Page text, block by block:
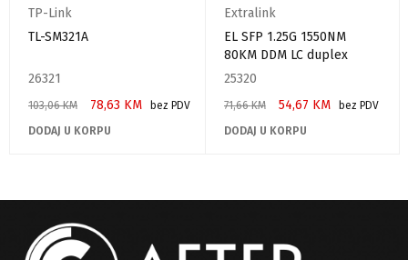
TP-Link
TL-SM321A
26321
103,06KM 78,63 KM
bez PDV
DODAJ U KORPU
Extralink
EL SFP 1.25G 1550NM
80KM DDM LC duplex
25320
71,66KM 54,67 KM
bez PDV
DODAJ U KORPU